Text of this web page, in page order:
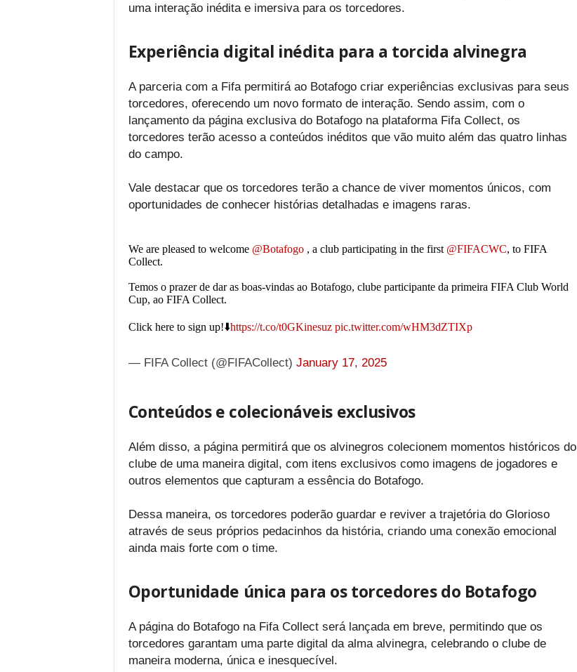
uma interação inédita e imersiva para os torcedores.
Experiência digital inédita para a torcida alvinegra
A parceria com a Fifa permitirá ao Botafogo criar experiências exclusivas para seus
torcedores, oferecendo um novo formato de interação. Sendo assim, com o
lançamento da página exclusiva do Botafogo na plataforma Fifa Collect, os
torcedores terão acesso a conteúdos inéditos que vão muito além das quatro linhas
do campo.
Vale destacar que os torcedores terão a chance de viver momentos únicos, com
oportunidades de conhecer histórias detalhadas e imagens raras.
We are pleased to welcome @Botafogo, a club participating in the first @FIFACWC, to FIFA
Collect.
Temos o prazer de dar as boas-vindas ao Botafogo, clube participante da primeira FIFA Club World
Cup, ao FIFA Collect.
Click here to sign up!⬇️https://t.co/t0GKinesuz pic.twitter.com/wHM3dZTIXp
— FIFA Collect (@FIFACollect) January 17, 2025
Conteúdos e colecionáveis exclusivos
Além disso, a página permitirá que os alvinegros colecionem momentos históricos do
clube de uma maneira digital, com itens exclusivos como imagens de jogadores e
outros elementos que capturam a essência do Botafogo.
Dessa maneira, os torcedores poderão guardar e reviver a trajetória do Glorioso
através de seus próprios pedacinhos da história, criando uma conexão emocional
ainda mais forte com o time.
Oportunidade única para os torcedores do Botafogo
A página do Botafogo na Fifa Collect será lançada em breve, permitindo que os
torcedores garantam uma parte digital da alma alvinegra, celebrando o clube de
maneira moderna, única e inesquecível.